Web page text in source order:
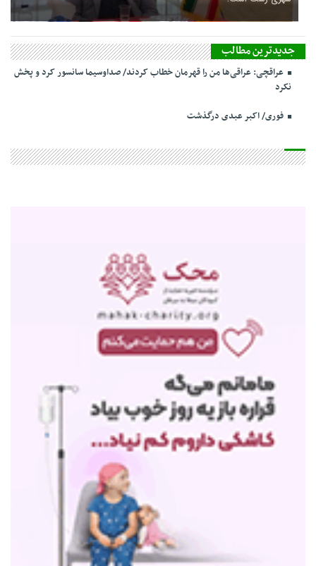
جدیدترین مطالب
عراقچی: عراقی‌ها من را قهرمان خطاب کردند/ صداوسیما سانسور کرد و پخش
نکرد
فوری/ اکبر عبدی درگذشت